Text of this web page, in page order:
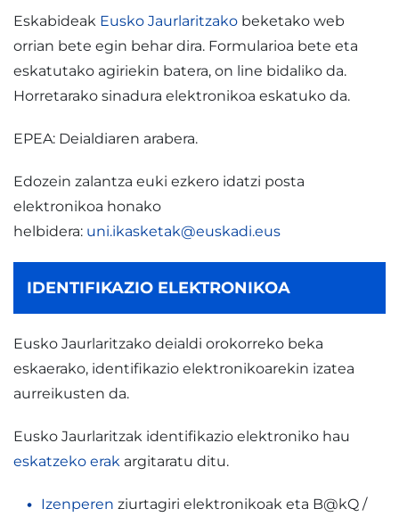
Eskabideak Eusko Jaurlaritzako beketako web
orrian bete egin behar dira. Formularioa bete eta
eskatutako agiriekin batera, on line bidaliko da.
Horretarako sinadura elektronikoa eskatuko da.
EPEA: Deialdiaren arabera.
Edozein zalantza euki ezkero idatzi posta
elektronikoa honako
helbidera: uni.ikasketak@euskadi.eus
IDENTIFIKAZIO ELEKTRONIKOA
Eusko Jaurlaritzako deialdi orokorreko beka
eskaerako, identifikazio elektronikoarekin izatea
aurreikusten da.
Eusko Jaurlaritzak identifikazio elektroniko hau
eskatzeko erak argitaratu ditu.
Izenperen ziurtagiri elektronikoak eta B@kQ /